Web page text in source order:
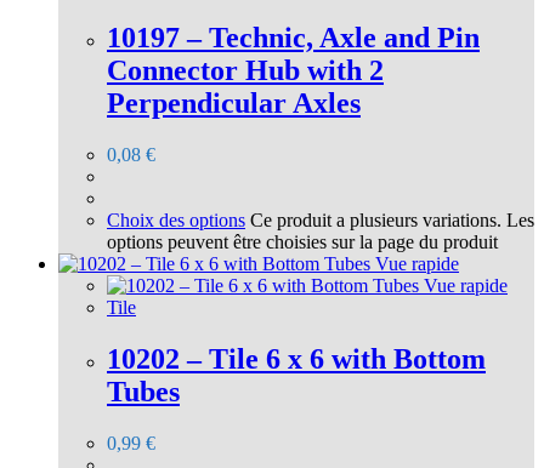
10197 – Technic, Axle and Pin
Connector Hub with 2
Perpendicular Axles
0,08 €
Choix des options Ce produit a plusieurs variations. Les
options peuvent être choisies sur la page du produit
Vue rapide
Vue rapide
Tile
10202 – Tile 6 x 6 with Bottom
Tubes
0,99 €